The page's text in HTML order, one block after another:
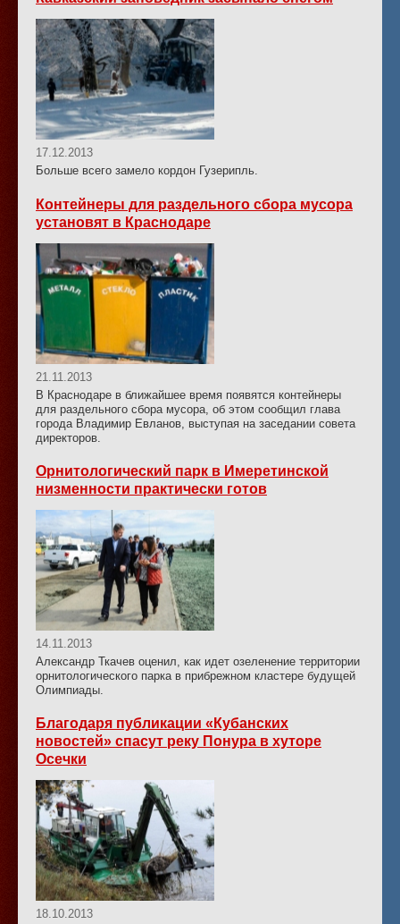
17.12.2013
Больше всего замело кордон Гузерипль.
Контейнеры для раздельного сбора мусора
установят в Краснодаре
21.11.2013
В Краснодаре в ближайшее время появятся контейнеры
для раздельного сбора мусора, об этом сообщил глава
города Владимир Евланов, выступая на заседании совета
директоров.
Орнитологический парк в Имеретинской
низменности практически готов
14.11.2013
Александр Ткачев оценил, как идет озеленение территории
орнитологического парка в прибрежном кластере будущей
Олимпиады.
Благодаря публикации «Кубанских
новостей» спасут реку Понура в хуторе
Осечки
18.10.2013